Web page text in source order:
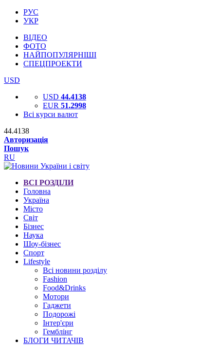
РУС
УКР
ВІДЕО
ФОТО
НАЙПОПУЛЯРНІШІ
СПЕЦПРОЕКТИ
USD
USD 44.4138
EUR 51.2998
Всі курси валют
44.4138
Авторизація
Пошук
RU
ВСІ РОЗДІЛИ
Головна
Україна
Місто
Світ
Бізнес
Наука
Шоу-бізнес
Спорт
Lifestyle
Всі новини розділу
Fashion
Food&Drinks
Мотори
Гаджети
Подорожі
Інтер'єри
Гемблінг
БЛОГИ ЧИТАЧІВ